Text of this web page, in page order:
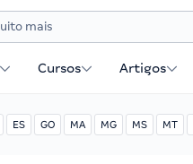
Cursos Artigos
ES GO MA MG MS MT